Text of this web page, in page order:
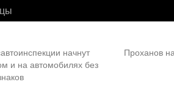
начнут
и на автомобилях без
Проханов